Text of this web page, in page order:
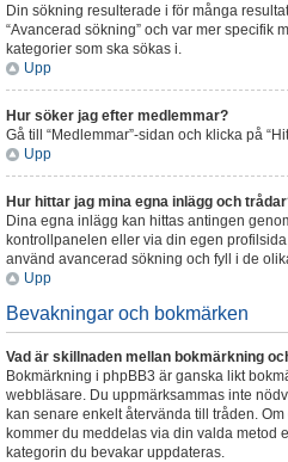
Din sökning resulterade i för många
“Avancerad sökning” och var mer specifik
kategorier som ska sökas i.
Upp
Hur söker jag efter medlemmar?
Gå till “Medlemmar”-sidan och klicka på
Upp
Hur hittar jag mina egna inlägg och
Dina egna inlägg kan hittas antingen
kontrollpanelen eller via din egen
använd avancerad sökning och fyll i de
Upp
Bevakningar och bokmärken
Vad är skillnaden mellan bokmärkning
Bokmärkning i phpBB3 är ganska likt
webbläsare. Du uppmärksammas inte
kan senare enkelt återvända till tråden.
kommer du meddelas via din valda metod
kategorin du bevakar uppdateras.